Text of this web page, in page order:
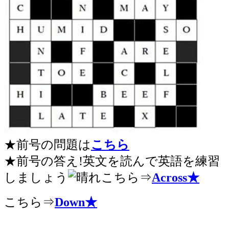
★前号の問題はこちら
★前号の答え!英文を読んで英語を練習
しましょう
こちら⇒Across★
こちら⇒Down★